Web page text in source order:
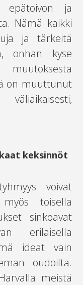
epätoivon ja
Nämä kaikki
ja tärkeitä
onhan kyse
on muuttunut
keksinnöt
voivat
toisella
sinkoavat
erilaisella
ideat vain
oudoilta.
meistä